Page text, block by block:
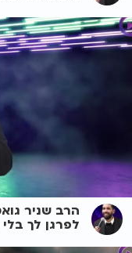
הרב שניר
לפרגן לך